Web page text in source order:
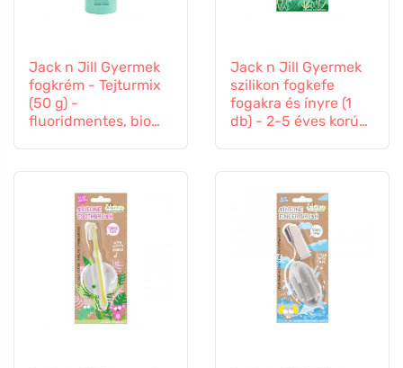
Jack n Jill Gyermek
fogkrém - Tejturmix
(50 g) -
fluoridmentes, bio
Jack n Jill Gyermek
szilikon fogkefe
fogakra és ínyre (1
db) - 2-5 éves korú